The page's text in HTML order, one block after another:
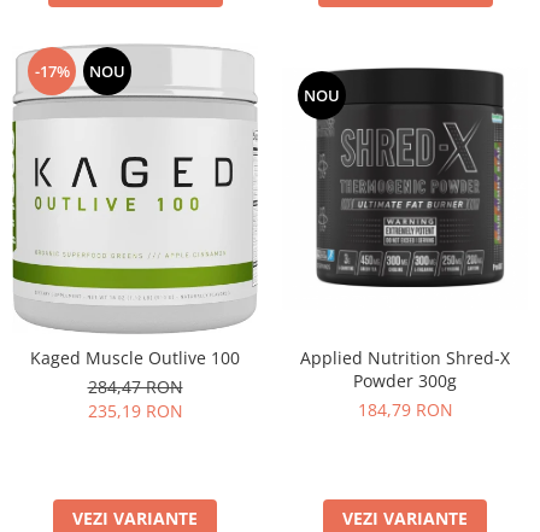
-17% NOU
Kaged Muscle Outlive 100
284,47 RON
235,19 RON
VEZI VARIANTE
NOU
Applied Nutrition Shred-X
Powder 300g
184,79 RON
VEZI VARIANTE